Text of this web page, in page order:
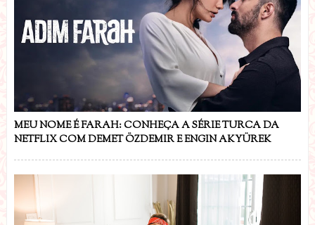
MEU NOME É FARAH: CONHEÇA A SÉRIE TURCA DA
NETFLIX COM DEMET ÖZDEMIR E ENGIN AKYÜREK